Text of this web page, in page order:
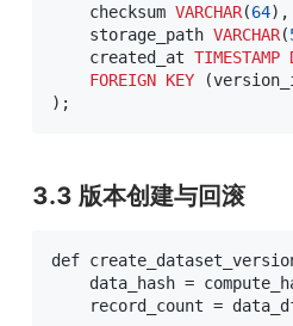
    checksum
VARCHAR(64) ,
    storage_path
VARCHAR(
    created_at
TIMESTAMP
FOREIGN KEY (
) ;
3.3 版本创建与回滚
def
data_hash =
record_count =